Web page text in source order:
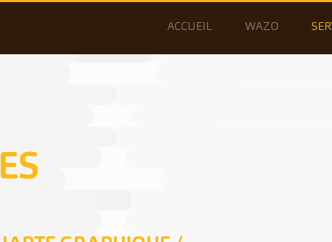
ACCUEIL WAZO